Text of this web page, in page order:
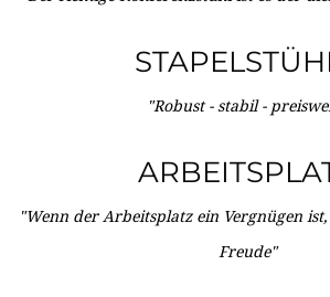
"Robust - stabil -
"Wenn der Arbeitsplatz ein Vergnügen
Freude"